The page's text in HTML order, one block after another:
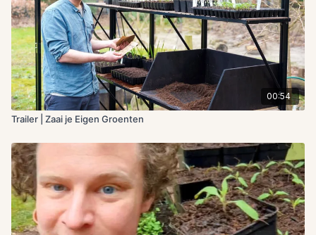
00:54
Trailer | Zaai je Eigen Groenten